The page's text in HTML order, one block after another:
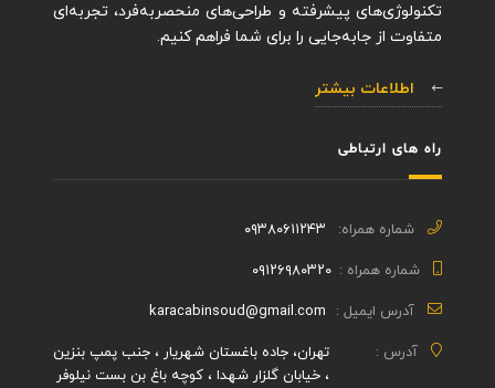
تکنولوژی‌های پیشرفته و طراحی‌های منحصربه‌فرد، تجربه‌ای
متفاوت از جابه‌جایی را برای شما فراهم کنیم.
راه های ارتباطی
شماره همراه: ۰۹۳۸۰۶۱۱۲۴۳
شماره همراه : ۰۹۱۲۶۹۸۰۳۲۰
آدرس ایمیل : karacabinsoud@gmail.com
آدرس :
تهران، جاده باغستان شهریار ، جنب پمپ بنزین
، خیابان گلزار شهدا ، کوچه باغ بن بست نیلوفر